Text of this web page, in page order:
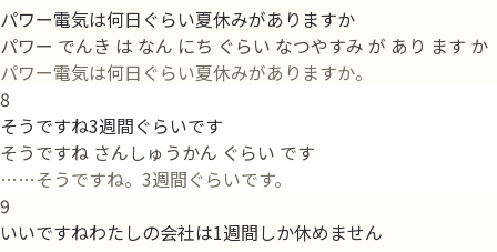
パワー電気は何日ぐらい夏休みがありますか
パワー でんき は なん にち ぐらい なつやすみ が あり ます か
パワー電気は何日ぐらい夏休みがありますか。
8
そうですね3週間ぐらいです
そうですね さんしゅうかん ぐらい です
……そうですね。3週間ぐらいです。
9
いいですねわたしの会社は1週間しか休めません